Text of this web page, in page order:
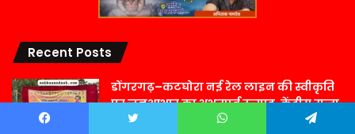
Recent Posts
डोंगरगढ़–कटघोरा नई रेल लाइन की स्वीकृति
पर जनआभार का अभूतपूर्व उत्साह, केंद्रीय राज्य
मंत्री श्री तोखन साहू का उसलापुर, तखतपुर एवं